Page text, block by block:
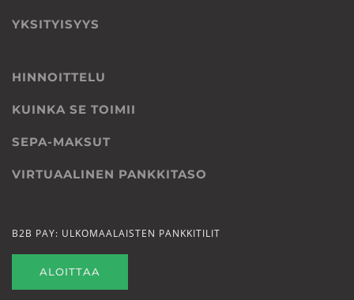
YKSITYISYYS
HINNOITTELU
KUINKA SE TOIMII
SEPA-MAKSUT
VIRTUAALINEN PANKKITASO
B2B PAY: ULKOMAALAISTEN PANKKITILIT
ALOITTAA